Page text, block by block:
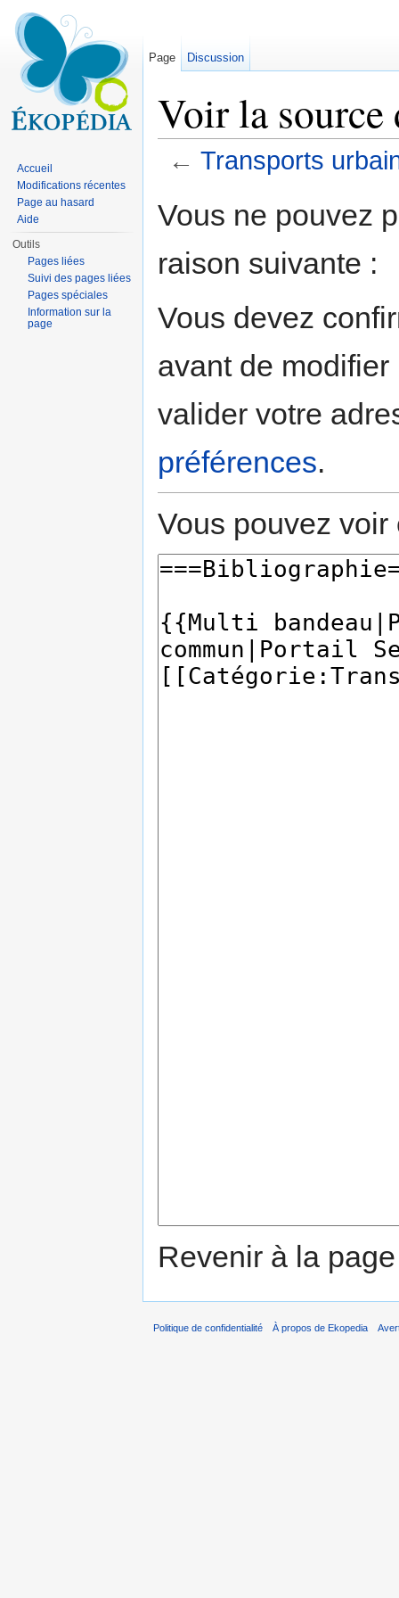
Voir la source
← Transports
Vous ne pouvez
raison suivante :
Vous devez
avant de
valider votre
préférences.
Vous pouvez
Revenir à la
Page Discussion
Accueil
Modifications récentes
Page au hasard
Aide
Outils
Pages liées
Suivi des pages liées
Pages spéciales
Information sur la
page
Politique de confidentialité À propos de Ekopedia